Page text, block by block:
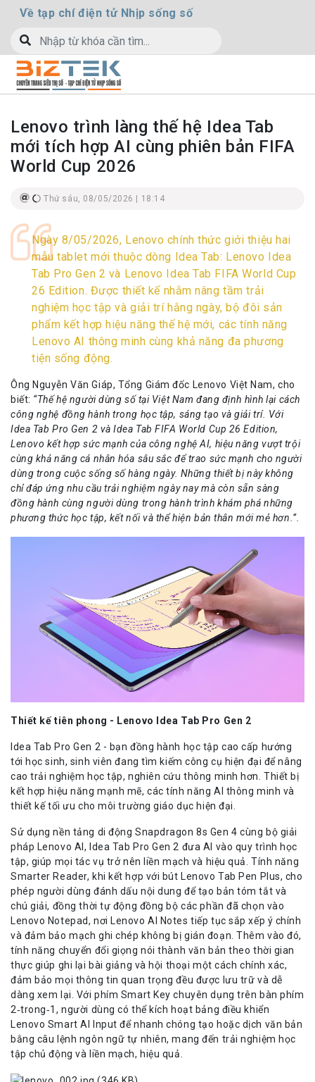
Về tạp chí điện tử Nhịp sống số
Lenovo trình làng thế hệ Idea Tab
mới tích hợp AI cùng phiên bản FIFA
World Cup 2026
Thứ sáu, 08/05/2026 | 18:14
Ngày 8/05/2026, Lenovo chính thức giới thiệu hai
mẫu tablet mới thuộc dòng Idea Tab: Lenovo Idea
Tab Pro Gen 2 và Lenovo Idea Tab FIFA World Cup
26 Edition. Được thiết kế nhằm nâng tầm trải
nghiệm học tập và giải trí hằng ngày, bộ đôi sản
phẩm kết hợp hiệu năng thế hệ mới, các tính năng
Lenovo AI thông minh cùng khả năng đa phương
tiện sống động.
Ông Nguyễn Văn Giáp, Tổng Giám đốc Lenovo Việt Nam, cho
biết: “Thế hệ người dùng số tại Việt Nam đang định hình lại cách
công nghệ đồng hành trong học tập, sáng tạo và giải trí. Với
Idea Tab Pro Gen 2 và Idea Tab FIFA World Cup 26 Edition,
Lenovo kết hợp sức mạnh của công nghệ AI, hiệu năng vượt trội
cùng khả năng cá nhân hóa sâu sắc để trao sức mạnh cho người
dùng trong cuộc sống số hàng ngày. Những thiết bị này không
chỉ đáp ứng nhu cầu trảinghiệm ngày naymà còn sẵn sàng
đồng hành cùng người dùng trong hành trình khám phá những
phương thức học tập, kết nối và thể hiện bản thân mới mẻ hơn.”.
Thiết kế tiên phong - Lenovo Idea Tab Pro Gen 2
Idea Tab Pro Gen 2 - bạn đồng hành học tập cao cấp hướng
tới học sinh, sinh viên đang tìm kiếm công cụ hiện đại để nâng
cao trải nghiệm học tập, nghiên cứu thông minh hơn. Thiết bị
kết hợp hiệu năng mạnh mẽ, các tính năng AI thông minh và
thiết kế tối ưu cho môi trường giáo dục hiện đại.
Sử dụng nền tảng di động Snapdragon 8s Gen 4 cùng bộ giải
pháp Lenovo AI, Idea Tab Pro Gen 2 đưa AI vào quy trình học
tập, giúp mọi tác vụ trở nên liền mạch và hiệu quả. Tính năng
Smarter Reader, khi kết hợp với bút Lenovo Tab Pen Plus, cho
phép người dùng đánh dấu nội dung để tạo bản tóm tắt và
chú giải, đồng thời tự động đồng bộ các phần đã chọn vào
Lenovo Notepad, nơi Lenovo AI Notes tiếp tục sắp xếp ý chính
và đảm bảo mạch ghi chép không bị gián đoạn. Thêm vào đó,
tính năng chuyển đổi giọng nói thành văn bản theo thời gian
thực giúp ghi lại bài giảng và hội thoại một cách chính xác,
đảm bảo mọi thông tin quan trọng đều được lưu trữ và dễ
dàng xem lại. Với phím Smart Key chuyên dụng trên bàn phím
2‑trong‑1, người dùng có thể kích hoạt bảng điều khiển
Lenovo Smart AI Input để nhanh chóng tạo hoặc dịch văn bản
bằng câu lệnh ngôn ngữ tự nhiên, mang đến trải nghiệm học
tập chủ động và liền mạch, hiệu quả.